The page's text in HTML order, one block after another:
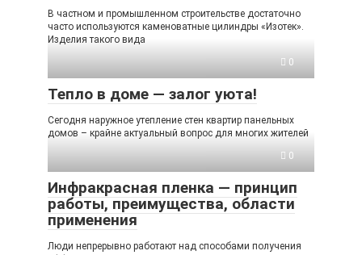
В частном и промышленном строительстве достаточно
часто используются каменоватные цилиндры «Изотек».
Изделия такого вида
0
Тепло в доме — залог уюта!
Сегодня наружное утепление стен квартир панельных
домов – крайне актуальный вопрос для многих жителей
0
Инфракрасная пленка — принцип
работы, преимущества, области
применения
Люди непрерывно работают над способами получения